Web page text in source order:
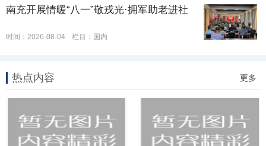
南充开展情暖“八一”敬戎光·拥军助老进社
时间：2026-08-04 栏目： 国内
热点内容 更多